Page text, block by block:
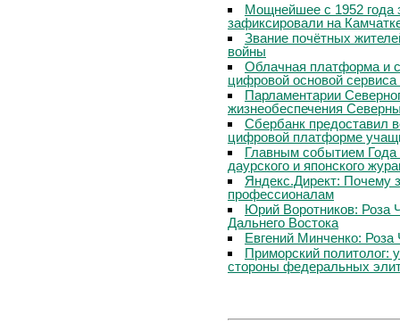
Мощнейшее с 1952 года
зафиксировали на
Звание почётных
войны
Облачная платформа и
цифровой основой
Парламентарии
жизнеобеспечения
Сбербанк предоставил
цифровой платформе
Главным событием
даурского и японского
Яндекс.Директ: Почему
профессионалам
Юрий Воротников: Роза
Дальнего Востока
Евгений Минченко: Роза
Приморский политолог:
стороны федеральных